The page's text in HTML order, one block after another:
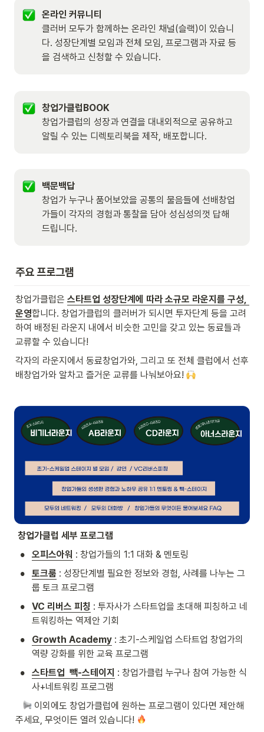
온라인 커뮤니티
클러버 모두가 함께하는 온라인 채널(슬랙)이 있습니
다. 성장단계별 모임과 전체 모임, 프로그램과 자료 등
을 검색하고 신청할 수 있습니다.
창업가클럽BOOK
창업가클럽의 성장과 연결을 대내외적으로 공유하고
알릴 수 있는 디렉토리북을 제작, 배포합니다.
백문백답
창업가 누구나 품어보았을 공통의 물음들에 선배창업
가들이 각자의 경험과 통찰을 담아 성심성의껏 답해
드립니다.
주요 프로그램
창업가클럽은 스타트업 성장단계에 따라 소규모 라운지를 구성,
운영합니다. 창업가클럽의 클러버가 되시면 투자단계 등을 고려
하여 배정된 라운지 내에서 비슷한 고민을 갖고 있는 동료들과
교류할 수 있습니다!
각자의 라운지에서 동료창업가와, 그리고 또 전체 클럽에서 선후
배창업가와 알차고 즐거운 교류를 나눠보아요!
창업가클럽 세부 프로그램
• 오피스아워 : 창업가들의 1:1 대화 & 멘토링
• 토크룸 : 성장단계별 필요한 정보와 경험, 사례를 나누는 그
룹 토크 프로그램
• VC 리버스 피칭 : 투자사가 스타트업을 초대해 피칭하고 네
트워킹하는 역제안 기회
• Growth Academy : 초기-스케일업 스타트업 창업가의
역량 강화를 위한 교육 프로그램
• 스타트업  빽-스테이지 : 창업가클럽 누구나 참여 가능한 식
사+네트워킹 프로그램
이외에도 창업가클럽에 원하는 프로그램이 있다면 제안해
주세요, 무엇이든 열려 있습니다!